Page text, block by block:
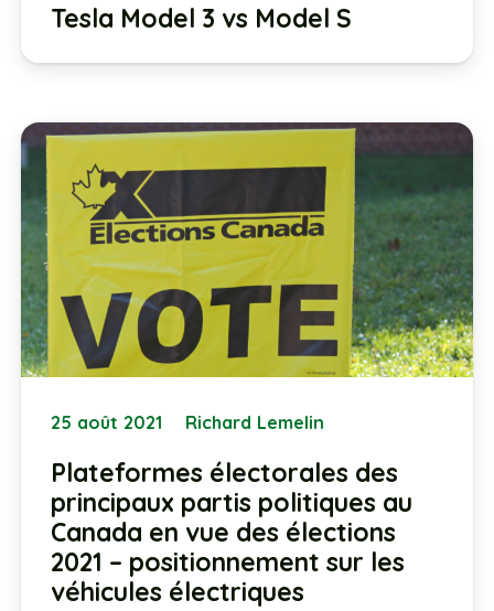
Tesla Model 3 vs Model S
25 août 2021 Richard Lemelin
Plateformes électorales des
principaux partis politiques au
Canada en vue des élections
2021 – positionnement sur les
véhicules électriques